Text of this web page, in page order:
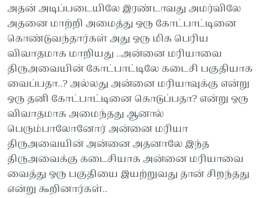
அதன்அடிப்படையிலேஇரண்டாவதுஅமர்விலே
அதனை மாற்றி அமைத்துஒரு கோட்பாட்டினை
கொண்டுவந்தார்கள்அதுஒரு மிக பெரிய
விவாதமாக மாறியது ..அன்னை மரியாவை
திருஅவையின் கோட்பாட்டிலேகடைசி பகுதியாக
வைப்பதா..?அல்லதுஅன்னை மரியாவுக்குஎன்று
ஒருதனி கோட்பாட்டினை கொடுப்பதா?என்றுஒரு
விவாதமாகஅமைந்ததுஆனால்
பெரும்பாலோனோர்அன்னை மரியா
திருஅவையின்அன்னைஅதனாலேஇந்த
திருஅவைக்குகடைசியாகஅன்னை மரியாவை
வைத்துஒரு பகுதியை இயற்றுவதுதான்சிறந்தது
என்றுகூறினார்கள்..